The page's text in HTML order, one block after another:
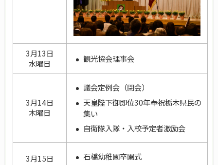
3月13日
水曜日
観光協会理事会
3月14日
木曜日
議会定例会（閉会）
天皇陛下御即位30年奉祝栃木県民の
集い
自衛隊入隊・入校予定者激励会
3月15日
石橋幼稚園卒園式